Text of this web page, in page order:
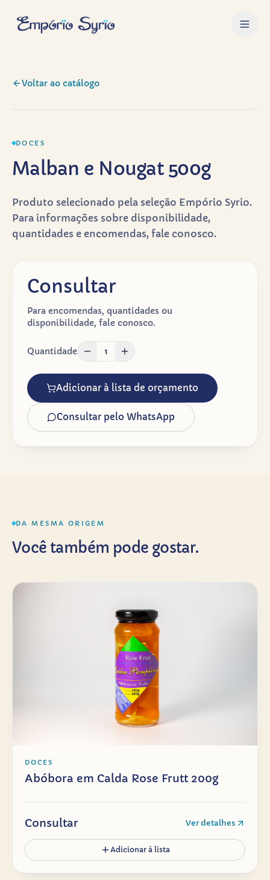
Voltar ao catálogo
DOCES
Malban e Nougat 500g
Produto selecionado pela seleção Empório Syrio.
Para informações sobre disponibilidade,
quantidades e encomendas, fale conosco.
Consultar
Para encomendas, quantidades ou
disponibilidade, fale conosco.
Quantidade 1
Adicionar à lista de orçamento
Consultar pelo WhatsApp
DA MESMA ORIGEM
Você também pode gostar.
DOCES
Abóbora em Calda Rose Frutt 200g
Consultar Ver detalhes
Adicionar à lista